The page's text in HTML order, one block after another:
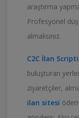
araştırma
Profesyonel
almalısınız.
C2C İlan Scripti
buluşturan
ziyaretçiler,
ilan sitesi